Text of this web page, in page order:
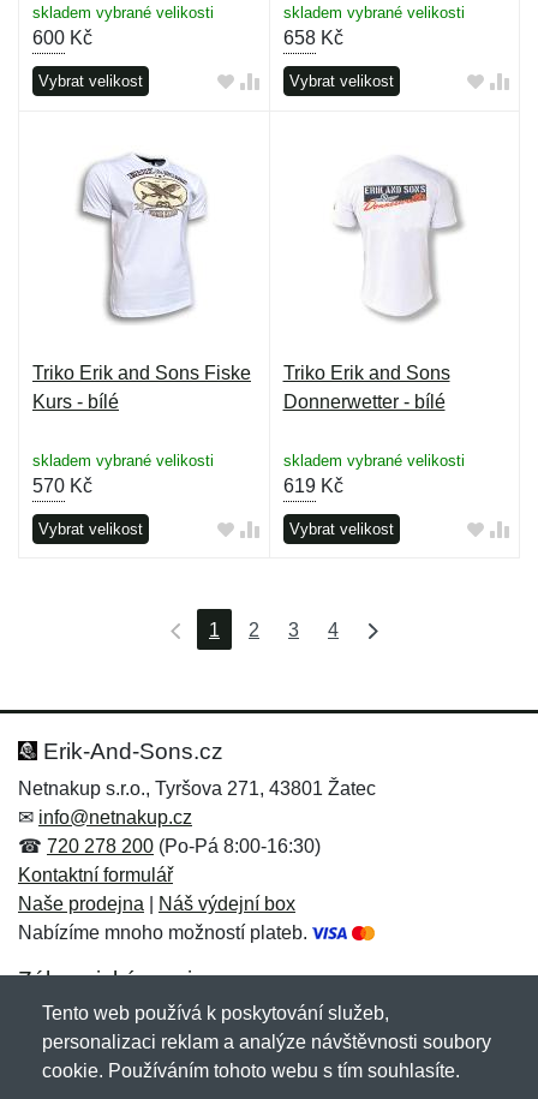
skladem vybrané velikosti
600 Kč
Vybrat velikost
skladem vybrané velikosti
658Kč
Vybrat velikost
Triko Erik and Sons Fiske
Kurs - bílé
skladem vybrané velikosti
570 Kč
Vybrat velikost
Triko Erik and Sons
Donnerwetter - bílé
skladem vybrané velikosti
619Kč
Vybrat velikost
1 2 3 4
Erik-And-Sons.cz
Netnakup s.r.o., Tyršova 271, 43801 Žatec
✉ info@netnakup.cz
☎ 720 278 200 (Po-Pá 8:00-16:30)
Kontaktní formulář
Naše prodejna
Náš výdejní box
Nabízíme mnoho možností plateb.
Zákaznický servis
Novinky emailem
Tento web používá k poskytování služeb,
personalizaci reklam a analýze návštěvnosti soubory
cookie. Používáním tohoto webu s tím souhlasíte.